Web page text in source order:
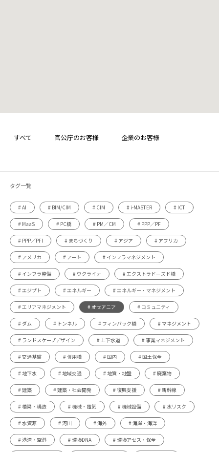
すべて 官公庁のお客様 企業のお客様
タグ一覧
# AI # BIM/CIM # CIM # i-MASTER # ICT
# MaaS # PC橋 # PM／CM # PPP／PF
# PPP／PFI # まちづくり # アジア # アフリカ
# アメリカ # アート # インフラマネジメント
# インフラ整備 # ウクライナ # エクストラドーズド橋
# エジプト # エネルギー # エネルギー・マネジメント
# エリアマネジメント # オセアニア # コミュニティ
# ダム # トンネル # フィンバック橋 # マネジメント
# ランドスケープデザイン # 上下水道 # 事業マネジメント
# 交通基盤 # 併用橋 # 国内 # 国土保全
# 地下水 # 地域交通 # 地質・地盤 # 廃棄物
# 建築 # 建築・社会開発 # 復興支援 # 新幹線
# 橋梁・構造 # 機械・電気 # 機械設備 # 水リスク
# 水資源 # 河川 # 海外 # 海岸・海洋
# 港湾・空港 # 環境DNA # 環境アセス・保全